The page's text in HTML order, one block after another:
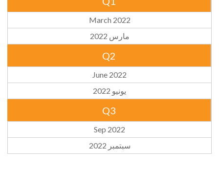
March 2022
مارس 2022
Q2
June 2022
يونيو 2022
Q3
Sep 2022
سبتمبر 2022